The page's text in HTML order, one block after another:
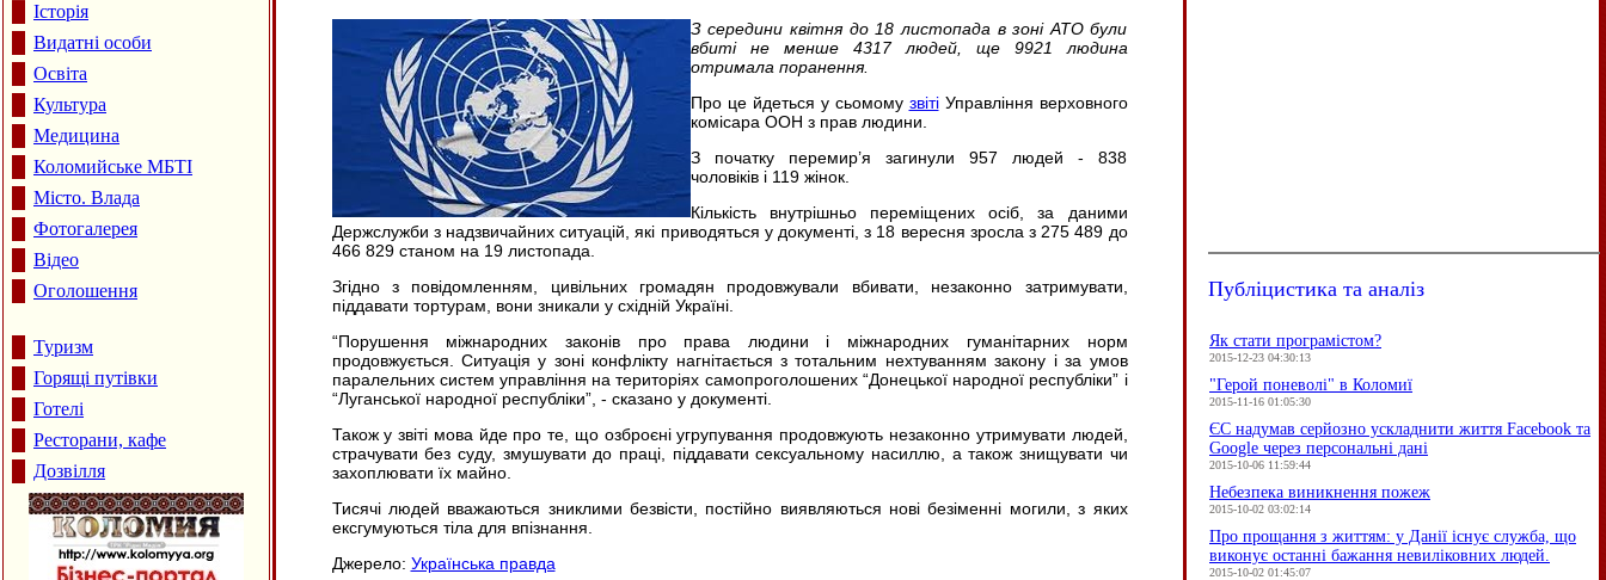
Історія
Видатні особи
Освіта
Культура
Медицина
Коломийське МБТІ
Місто. Влада
Фотогалерея
Відео
Оголошення
Туризм
Горящі путівки
Готелі
Ресторани, кафе
Дозвілля
З середини квітня до 18 листопада в зоні АТО були
вбиті не менше 4317 людей, ще 9921 людина
отримала поранення.
Про це йдеться у сьомому звітіУправління верховного
комісара ООН з прав людини.
З початку перемир’я загинули 957 людей - 838
чоловіків і 119 жінок.
Кількість внутрішньо переміщених осіб, за даними
Держслужби з надзвичайних ситуацій, які приводяться у документі, з 18 вересня зросла з 275 489 до
466 829 станом на 19 листопада.
Згідно з повідомленням, цивільних громадян продовжували вбивати, незаконно затримувати,
піддавати тортурам, вони зникали у східній Україні.
“Порушення міжнародних законів про права людини і міжнародних гуманітарних норм
продовжується. Ситуація у зоні конфлікту нагнітається з тотальним нехтуванням закону і за умов
паралельних систем управління на територіях самопроголошених “Донецької народної республіки” і
“Луганської народної республіки”, - сказано у документі.
Також у звіті мова йде про те, що озброєні угрупування продовжують незаконно утримувати людей,
страчувати без суду, змушувати до праці, піддавати сексуальному насиллю, а також знищувати чи
захоплювати їх майно.
Тисячі людей вважаються зниклими безвісти, постійно виявляються нові безіменні могили, з яких
ексгумуються тіла для впізнання.
Джерело: Українська правда
Публіцистика та аналіз
Як стати програмістом?
2015-12-23 04:30:13
"Герой поневолі" в Коломиї
2015-11-16 01:05:30
ЄC надумав серйозно ускладнити життя Facebook та
Google через персональні дані
2015-10-06 11:59:44
Небезпека виникнення пожеж
2015-10-02 03:02:14
Про прощання з життям: у Данії існує служба, що
виконує останні бажання невиліковних людей.
2015-10-02 01:45:07